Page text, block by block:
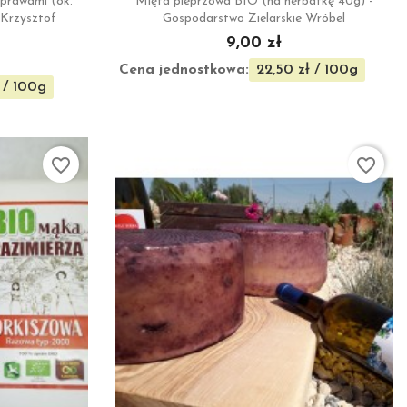
/ 100g
Gospodarstwo Zielarskie Wróbel
9,00 zł
Cena jednostkowa: 22,50 zł / 100g
favorite_border favorite_border